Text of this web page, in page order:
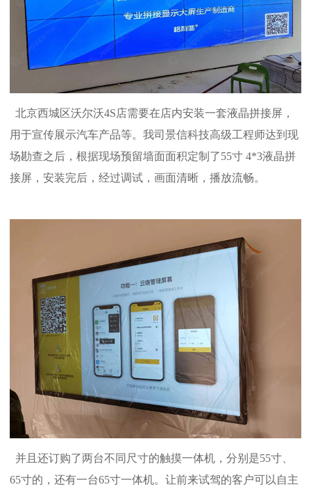
北京西城区沃尔沃4S店需要在店内安装一套液晶拼接屏，
用于宣传展示汽车产品等。我司景信科技高级工程师达到现
场勘查之后，根据现场预留墙面面积定制了55寸 4*3液晶拼
接屏，安装完后，经过调试，画面清晰，播放流畅。
并且还订购了两台不同尺寸的触摸一体机，分别是55寸、
65寸的，还有一台65寸一体机。让前来试驾的客户可以自主